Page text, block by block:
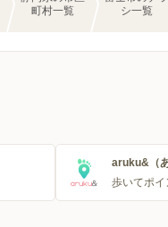
町村一覧
シ一覧
aruku&（
歩いてポイ